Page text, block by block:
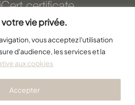
vie privée.
vous acceptez l'utilisation
d'audience, les services et la
aux cookies
Accepter
certificate
2025 certificate
cours de Pilates à Genève